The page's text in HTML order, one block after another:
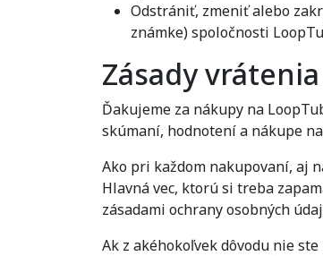
Odstrániť, zmeniť alebo
známke) spoločnosti
Zásady
Ďakujeme za nákupy na
skúmaní, hodnotení a nákupe
Ako pri každom nakupovaní, aj
Hlavná vec, ktorú si treba
zásadami ochrany osobných
Ak z akéhokoľvek dôvodu nie